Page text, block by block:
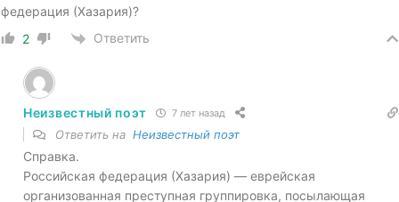
федерация (Хазария)?
2
Ответить
Неизвестный поэт 7 лет назад
Ответить на Неизвестный поэт
Справка.
Российская федерация (Хазария) — еврейская
организованная преступная группировка, посылающая